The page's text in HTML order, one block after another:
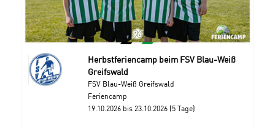
Herbstferiencamp beim FSV Blau-Weiß
Greifswald
FSV Blau-Weiß Greifswald
Feriencamp
19.10.2026 bis 23.10.2026 (5 Tage)